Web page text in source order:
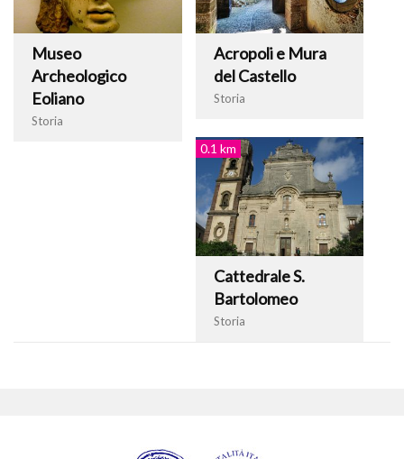
Museo
Archeologico
Eoliano
Storia
Acropoli e Mura
del Castello
Storia
0.1 km
Cattedrale S.
Bartolomeo
Storia